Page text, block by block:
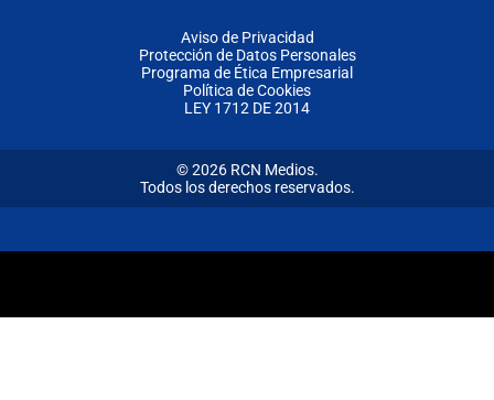
Aviso de Privacidad
Protección de Datos Personales
Programa de Ética Empresarial
Política de Cookies
LEY 1712 DE 2014
© 2026 RCN Medios.
Todos los derechos reservados.